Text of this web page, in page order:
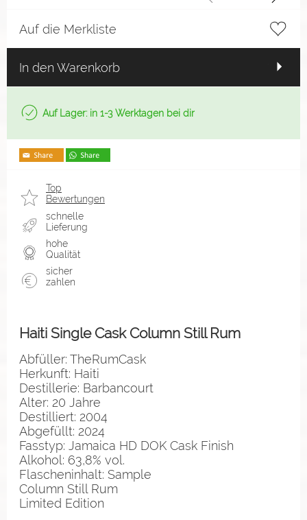
Auf die Merkliste
In den Warenkorb
Auf Lager: in 1-3 Werktagen bei dir
Top
Bewertungen
schnelle
Lieferung
hohe
Qualität
sicher
zahlen
Haiti Single Cask Column Still Rum
Abfüller: TheRumCask
Herkunft: Haiti
Destillerie: Barbancourt
Alter: 20 Jahre
Destilliert: 2004
Abgefüllt: 2024
Fasstyp: Jamaica HD DOK Cask Finish
Alkohol: 63,8% vol.
Flascheninhalt: Sample
Column Still Rum
Limited Edition